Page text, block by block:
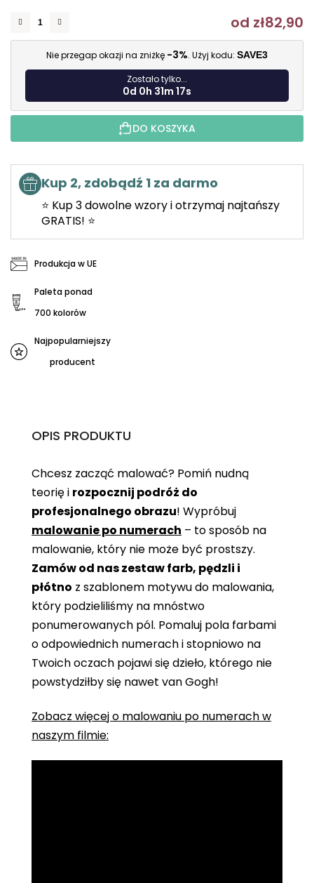
od zł82,90
Nie przegap okazji na zniżkę -3%. Użyj kodu: SAVE3
Zostało tylko...
0d 0h 31m 16s
DO KOSZYKA
Kup 2, zdobądź 1 za darmo
⭐ Kup 3 dowolne wzory i otrzymaj najtańszy
GRATIS! ⭐
Produkcja w UE
Paleta ponad
700 kolorów
Najpopularniejszy
producent
OPIS PRODUKTU
Chcesz zacząć malować? Pomiń nudną
teorię i rozpocznij podróż do
profesjonalnego obrazu! Wypróbuj
malowanie po numerach – to sposób na
malowanie, który nie może być prostszy.
Zamów od nas zestaw farb, pędzli i
płótno z szablonem motywu do malowania,
który podzieliliśmy na mnóstwo
ponumerowanych pól. Pomaluj pola farbami
o odpowiednich numerach i stopniowo na
Twoich oczach pojawi się dzieło, którego nie
powstydziłby się nawet van Gogh!
Zobacz więcej o malowaniu po numerach w
naszym filmie: